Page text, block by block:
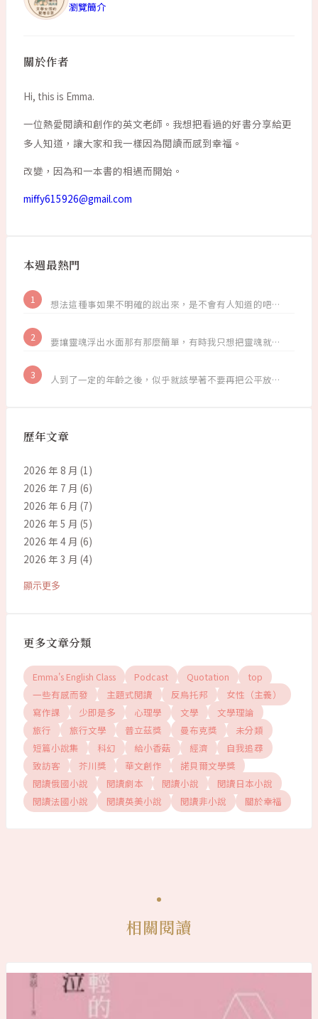
瀏覽簡介
關於作者
Hi, this is Emma.
一位熱愛閱讀和創作的英文老師。我想把看過的好書分享給更
多人知道，讓大家和我一樣因為閱讀而感到幸福。
改變，因為和一本書的相遇而開始。
miffy615926@gmail.com
本週最熱門
想法這種事如果不明確的說出來，是不會有人知道的吧…
要讓靈魂浮出水面那有那麼簡單，有時我只想把靈魂就…
人到了一定的年齡之後，似乎就該學著不要再把公平放…
歷年文章
2026 年 8 月 (1)
2026 年 7 月 (6)
2026 年 6 月 (7)
2026 年 5 月 (5)
2026 年 4 月 (6)
2026 年 3 月 (4)
顯示更多
更多文章分類
Emma's English Class Podcast Quotation
top
一些有感而發
主題式閱讀 反烏托邦
女性（主義）
寫作課
少即是多 心理學 文學
文學理論
旅行
旅行文學 普立茲獎 曼布克獎
未分類
短篇小說集
科幻 給小香菇 經濟
自我追尋
致訪客
芥川獎 華文創作
諾貝爾文學獎
閱讀俄國小說
閱讀劇本 閱讀小說
閱讀日本小說
閱讀法國小說
閱讀英美小說 閱讀非小說 關於幸福
相關閱讀